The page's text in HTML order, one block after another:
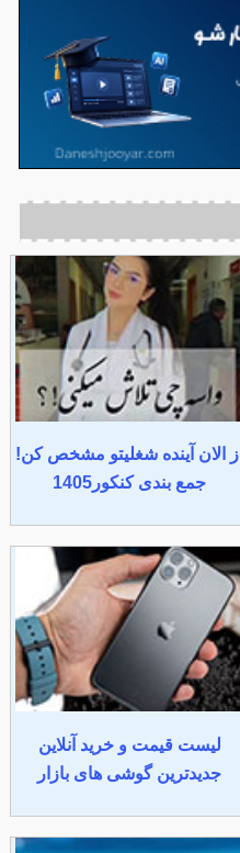
از الان آینده شغلیتو مشخص کن!
جمع بندی کنکور1405
لیست قیمت و خرید آنلاین
جدیدترین گوشی های بازار